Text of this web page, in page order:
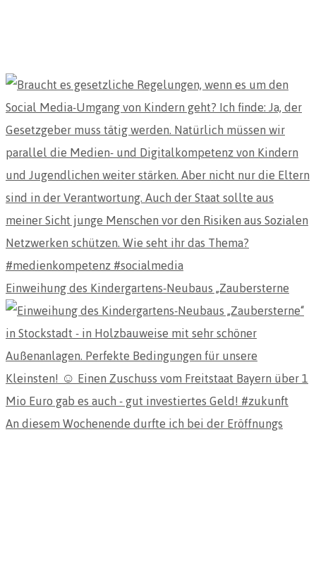
Einweihung des Kindergartens-Neubaus „Zaubersterne
An diesem Wochenende durfte ich bei der Eröffnungs